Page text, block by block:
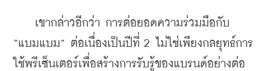
เขากล่าวอีกว่า การต่อยอดความร่วมมือกับ
“แบมแบม” ต่อเนื่องเป็นปีที่ 2 ไม่ใช่เพียงกลยุทธ์การ
ใช้พรีเซ็นเตอร์เพื่อสร้างการรับรู้ของแบรนด์อย่างต่อ